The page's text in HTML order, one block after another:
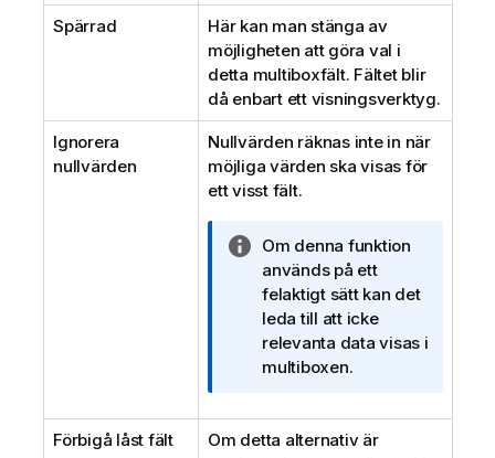
Spärrad
Här kan man stänga av
möjligheten att göra val i
detta multiboxfält. Fältet blir
då enbart ett visningsverktyg.
Ignorera
nullvärden
Nullvärden räknas inte in när
möjliga värden ska visas för
ett visst fält.
A
n
t
e
c
k
i
n
Om denna funktion
används på ett
felaktigt sätt kan det
leda till att icke
relevanta data visas i
multiboxen.
Förbigå låst fält
Om detta alternativ är